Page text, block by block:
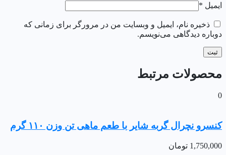
ایمیل *
ذخیره نام، ایمیل و وبسایت من در مرورگر برای زمانی که
دوباره دیدگاهی می‌نویسم.
محصولات مرتبط
0
کنسرو نچرال گربه شایر با طعم ماهی تن وزن ۱۱۰ گرم
1,750,000 تومان